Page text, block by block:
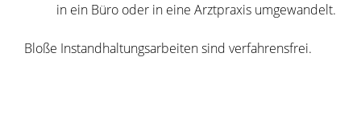
in ein Büro oder in eine Arztpraxis umgewandelt.
Bloße Instandhaltungsarbeiten sind verfahrensfrei.